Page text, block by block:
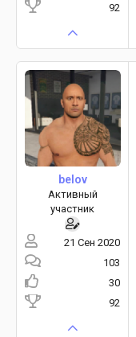
92
belov
Активный
участник
21 Сен 2020
103
30
92